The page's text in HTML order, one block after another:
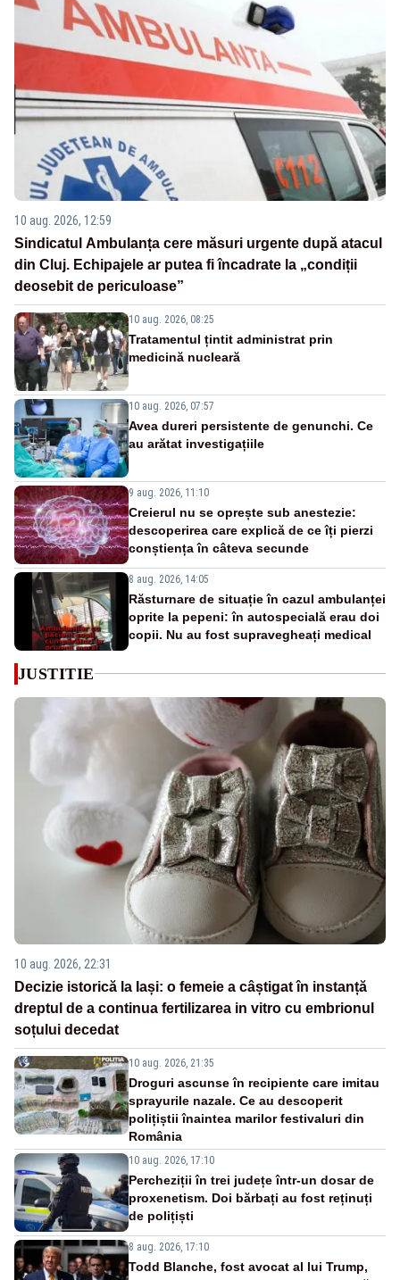
10 aug. 2026, 12:59
Sindicatul Ambulanța cere măsuri urgente după atacul
din Cluj. Echipajele ar putea fi încadrate la „condiții
deosebit de periculoase”
10 aug. 2026, 08:25
Tratamentul țintit administrat prin
medicină nucleară
10 aug. 2026, 07:57
Avea dureri persistente de genunchi. Ce
au arătat investigațiile
9 aug. 2026, 11:10
Creierul nu se oprește sub anestezie:
descoperirea care explică de ce îți pierzi
conștiența în câteva secunde
8 aug. 2026, 14:05
Răsturnare de situație în cazul ambulanței
oprite la pepeni: în autospecială erau doi
copii. Nu au fost supravegheați medical
JUSTITIE
10 aug. 2026, 22:31
Decizie istorică la Iași: o femeie a câștigat în instanță
dreptul de a continua fertilizarea in vitro cu embrionul
soțului decedat
10 aug. 2026, 21:35
Droguri ascunse în recipiente care imitau
sprayurile nazale. Ce au descoperit
polițiștii înaintea marilor festivaluri din
România
10 aug. 2026, 17:10
Percheziții în trei județe într-un dosar de
proxenetism. Doi bărbați au fost reținuți
de polițiști
8 aug. 2026, 17:10
Todd Blanche, fost avocat al lui Trump,